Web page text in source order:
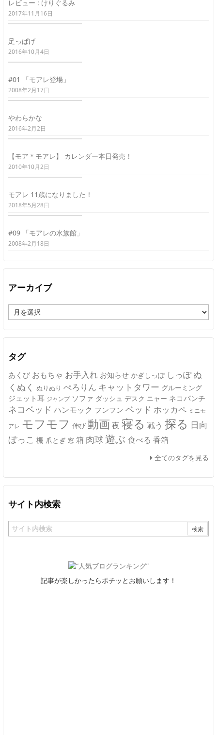
レビュー : けりぐるみ
2017年11月16日
足っぱげ
2016年10月4日
#01 「モアレ登場」
2008年2月17日
やわらかな
2016年2月2日
【モア＊モアレ】 カレンダー本日発売！
2010年10月2日
モアレ 11歳になりました！
2018年5月28日
#09 「モアレの水族館」
2008年2月18日
アーカイブ
ー
カ
イ
タグ
あくび おもちゃ お手入れ お知らせ かぎしっぽ しっぽ ぬ
くぬく ぬりぬり ぺろりん キャットタワー グルーミング
ジェット耳 ジャンプ ソファ ダッシュ デスク ニャー ネコパンチ
ネコベッド ハンモック フンフン ベッド ホッカペ ミニモ
アレ モフモフ 伸び 動画 夜 寝る 戦う 探る 日向
ぼっこ 棚 爪とぎ 窓 箱 肉球 遊ぶ 食べる 香箱
全てのタグを見る
サイト内検索
記事が楽しかったらポチッとお願いします！